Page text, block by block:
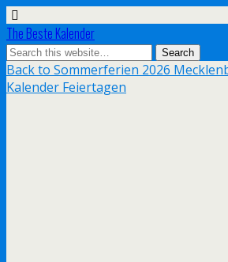
The Beste Kalender
Back to Sommerferien 2026
Kalender Feiertagen